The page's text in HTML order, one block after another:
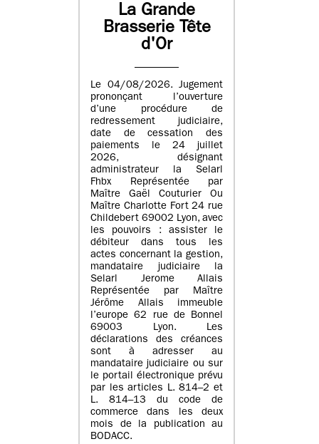
La Grande
Brasserie Tête
d'Or
Le 04/08/2026. Jugement
prononçant l’ouverture
d’une procédure de
redressement judiciaire,
date de cessation des
paiements le 24 juillet
2026, désignant
administrateur la Selarl
Fhbx Représentée par
Maître Gaël Couturier Ou
Maître Charlotte Fort 24 rue
Childebert 69002 Lyon, avec
les pouvoirs : assister le
débiteur dans tous les
actes concernant la gestion,
mandataire judiciaire la
Selarl Jerome Allais
Représentée par Maître
Jérôme Allais immeuble
l’europe 62 rue de Bonnel
69003 Lyon. Les
déclarations des créances
sont à adresser au
mandataire judiciaire ou sur
le portail électronique prévu
par les articles L. 814–2 et
L. 814–13 du code de
commerce dans les deux
mois de la publication au
BODACC.